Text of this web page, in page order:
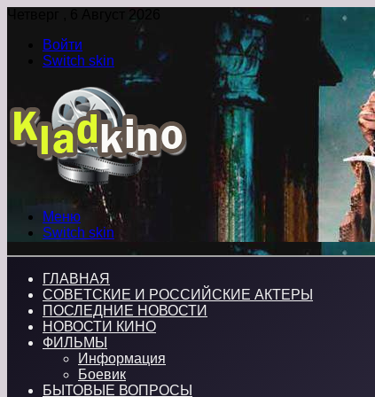
Четверг , 6 Август 2026
Войти
Switch skin
Меню
Switch skin
ГЛАВНАЯ
СОВЕТСКИЕ И РОССИЙСКИЕ АКТЕРЫ
ПОСЛЕДНИЕ НОВОСТИ
НОВОСТИ КИНО
ФИЛЬМЫ
Информация
Боевик
БЫТОВЫЕ ВОПРОСЫ